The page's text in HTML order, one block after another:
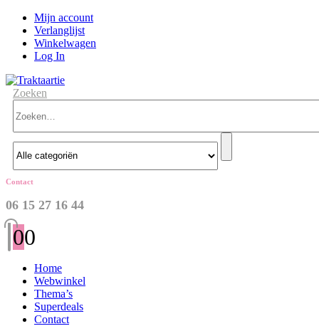
Mijn account
Verlanglijst
Winkelwagen
Log In
Zoeken
Contact
06 15 27 16 44
00
Home
Webwinkel
Thema’s
Superdeals
Contact